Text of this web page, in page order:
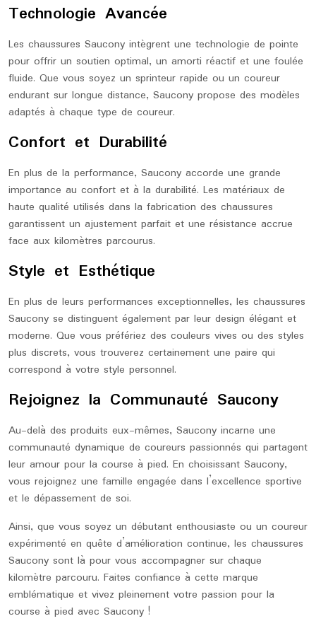
Technologie Avancée
Les chaussures Saucony intègrent une technologie de pointe
pour offrir un soutien optimal, un amorti réactif et une foulée
fluide. Que vous soyez un sprinteur rapide ou un coureur
endurant sur longue distance, Saucony propose des modèles
adaptés à chaque type de coureur.
Confort et Durabilité
En plus de la performance, Saucony accorde une grande
importance au confort et à la durabilité. Les matériaux de
haute qualité utilisés dans la fabrication des chaussures
garantissent un ajustement parfait et une résistance accrue
face aux kilomètres parcourus.
Style et Esthétique
En plus de leurs performances exceptionnelles, les chaussures
Saucony se distinguent également par leur design élégant et
moderne. Que vous préfériez des couleurs vives ou des styles
plus discrets, vous trouverez certainement une paire qui
correspond à votre style personnel.
Rejoignez la Communauté Saucony
Au-delà des produits eux-mêmes, Saucony incarne une
communauté dynamique de coureurs passionnés qui partagent
leur amour pour la course à pied. En choisissant Saucony,
vous rejoignez une famille engagée dans l’excellence sportive
et le dépassement de soi.
Ainsi, que vous soyez un débutant enthousiaste ou un coureur
expérimenté en quête d’amélioration continue, les chaussures
Saucony sont là pour vous accompagner sur chaque
kilomètre parcouru. Faites confiance à cette marque
emblématique et vivez pleinement votre passion pour la
course à pied avec Saucony !